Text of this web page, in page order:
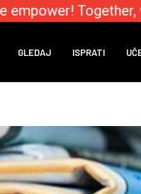
Together,
GLEDAJ ISPRATI